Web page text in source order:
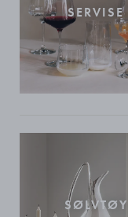
SERVISE
SØLVTØY